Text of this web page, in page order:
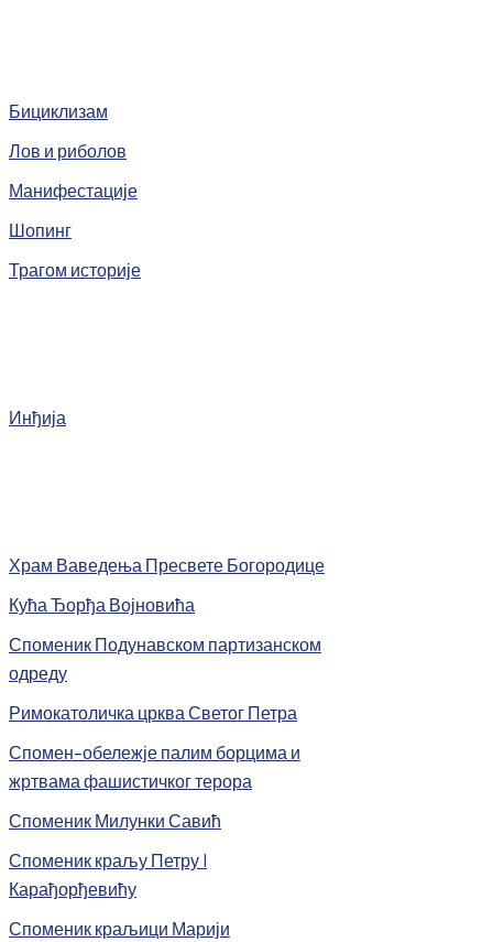
Бициклизам
Лов и риболов
Манифестације
Шопинг
Трагом историје
Инђија
Храм Ваведења Пресвете Богородице
Кућа Ђорђа Војновића
Споменик Подунавском партизанском
одреду
Римокатоличка црква Светог Петра
Спомен-обележје палим борцима и
жртвама фашистичког терора
Споменик Милунки Савић
Споменик краљу Петру I
Карађорђевићу
Споменик краљици Марији